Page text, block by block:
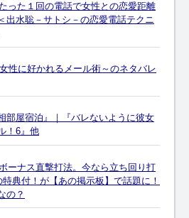
った１回の電話で女性との恋愛距離
出水聡－サトシ－の恋愛電話テクニ
性に好かれるメール術～のネタバレ
部屋宿泊』｜『バレないように彼女
！6』他
ーナス直撃打法。今なら立ち回り打
典付！が【あの掲示板】で話題に！
の？